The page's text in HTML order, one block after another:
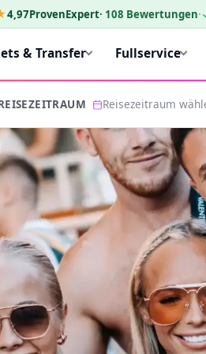
4,97ProvenExpert· 108 Bewertungen·
& Transfer Fullservice
Reisezeitraum